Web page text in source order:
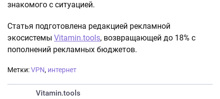
знакомого с ситуацией.
Статья подготовлена редакцией рекламной
экосистемы Vitamin.tools, возвращающей до 18% с
пополнений рекламных бюджетов.
Метки:VPN, интернет
Vitamin.tools